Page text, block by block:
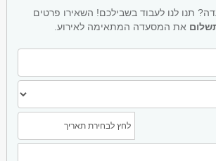
תנו לנו לעבוד בשבילכם! השאירו פרטים
את המסעדה המתאימה לאירוע.